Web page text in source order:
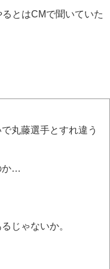
とはCMで聞いていた
丸藤選手とすれ違う
か…
じゃないか。